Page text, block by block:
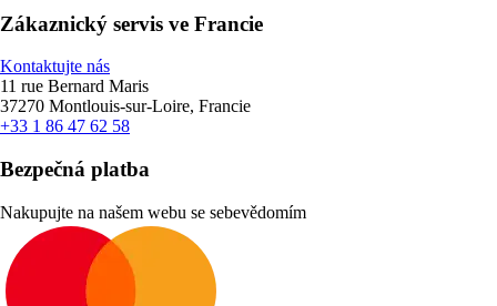
Zákaznický servis ve Francie
Kontaktujte nás
11 rue Bernard Maris
37270 Montlouis-sur-Loire, Francie
+33 1 86 47 62 58
Bezpečná platba
Nakupujte na našem webu se sebevědomím